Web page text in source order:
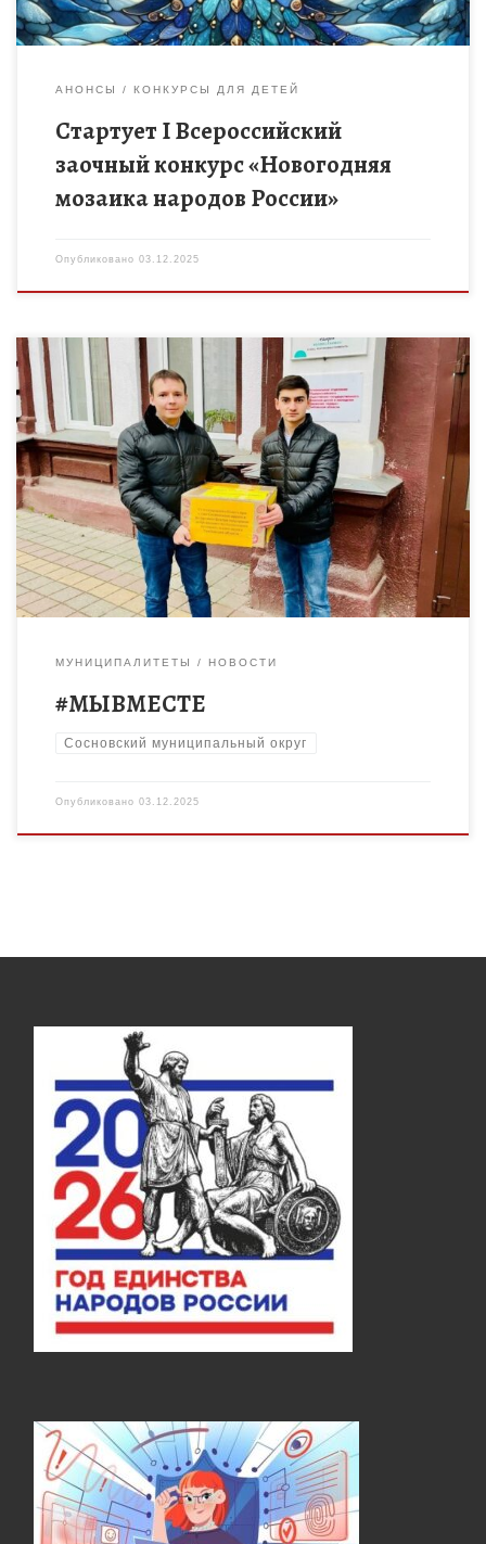
АНОНСЫ КОНКУРСЫ ДЛЯ ДЕТЕЙ
Стартует I Всероссийский
заочный конкурс «Новогодняя
мозаика народов России»
Опубликовано 03.12.2025
2 декабря 2025 года волонтеры ресурсного Центра
поддержки добровольчества Сосновского округа, совместно
с молодежным советом при главе Сосновского округа,
передали гуманитарный груз в региональный ресурсный […]
МУНИЦИПАЛИТЕТЫ НОВОСТИ
#МЫВМЕСТЕ
Сосновский муниципальный округ
Опубликовано 03.12.2025